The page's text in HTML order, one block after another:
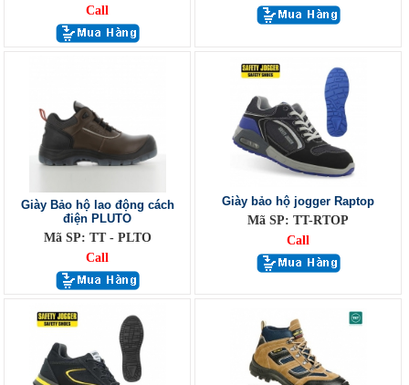
Call
Giày Bảo hộ lao động cách
điện PLUTO
Mã SP: TT - PLTO
Call
Giày bảo hộ jogger Raptop
Mã SP: TT-RTOP
Call